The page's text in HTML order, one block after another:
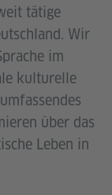
tätige
Wir
im
kulturelle
über das
Leben in